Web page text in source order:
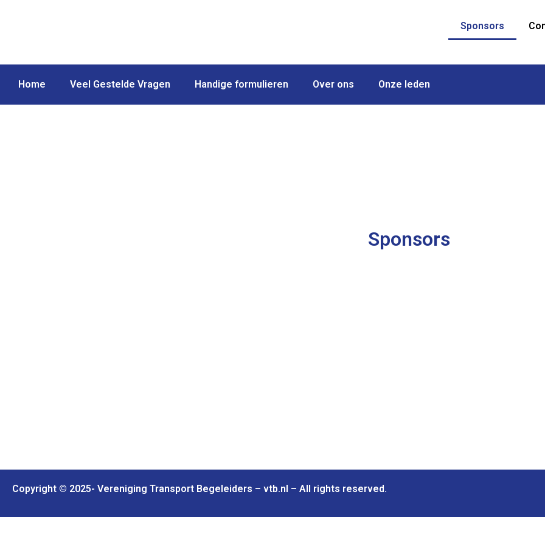
Sponsors
Home Veel Gestelde Vragen Handige formulieren Over ons Onze leden
Sponsors
Copyright © 2025- Vereniging Transport Begeleiders – vtb.nl – All rights reserved.